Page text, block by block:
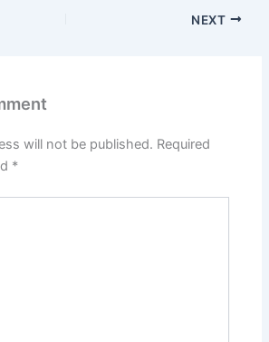
NEXT
will not be published. Required
*